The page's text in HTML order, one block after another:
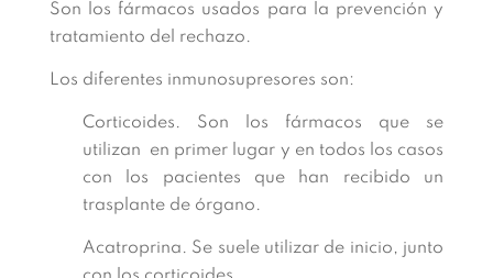
Son los fármacos usados para la prevención y
tratamiento del rechazo.
Los diferentes inmunosupresores son:
Corticoides. Son los fármacos que se
utilizan en primer lugar y en todos los casos
con los pacientes que han recibido un
trasplante de órgano.
Acatroprina. Se suele utilizar de inicio, junto